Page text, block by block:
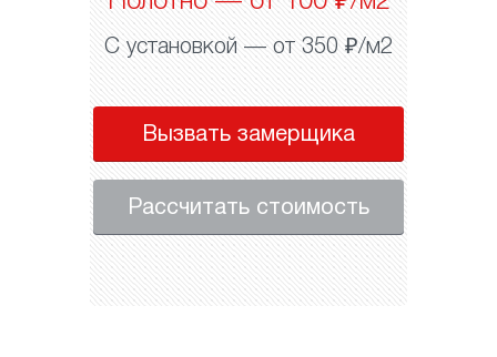
С установкой — от 350 ₽/м2
Вызвать замерщика
Рассчитать стоимость